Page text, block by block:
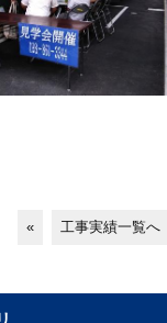
« 工事実績一覧へ